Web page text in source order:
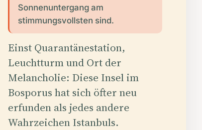
Sonnenuntergang am
stimmungsvollsten sind.
Einst Quarantänestation,
Leuchtturm und Ort der
Melancholie: Diese Insel im
Bosporus hat sich öfter neu
erfunden als jedes andere
Wahrzeichen Istanbuls.